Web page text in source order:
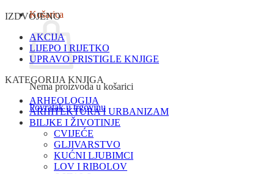
Košarica
Nema proizvoda u košarici
Povratak u trgovinu
IZDVOJENO
AKCIJA
LIJEPO I RIJETKO
UPRAVO PRISTIGLE KNJIGE
KATEGORIJA KNJIGA
ARHEOLOGIJA
ARHITEKTURA I URBANIZAM
BILJKE I ŽIVOTINJE
CVIJEĆE
GLJIVARSTVO
KUĆNI LJUBIMCI
LOV I RIBOLOV